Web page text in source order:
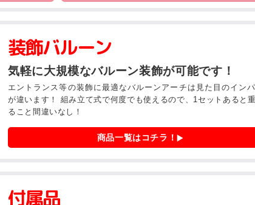
装飾バルーン
気軽に大規模なバルーン装飾が可能です！
エントランス等の装飾に最適なバルーンアーチは見た目のインパ
が違います！ 組み立て式で何度でも使えるので、1セットあると
ること間違いなし！
商品一覧はコチラ！
付属品